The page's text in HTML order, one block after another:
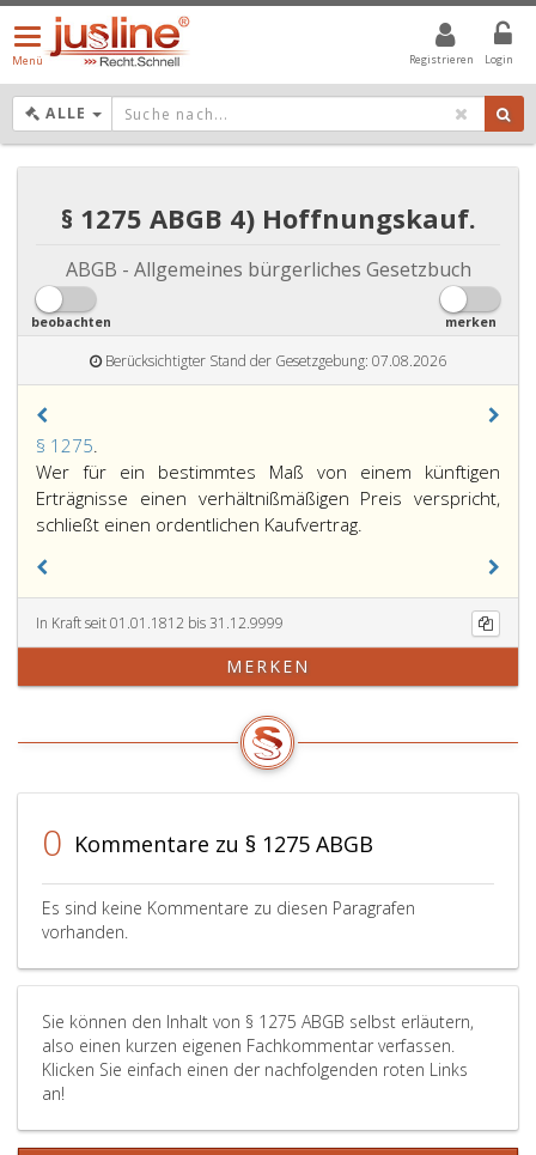
Registrieren Login
Menü
öffnen/schließen
Menü
ALLE DROPDOWN: GEWÄHLTER WERT IST ALLE
§ 1275 ABGB 4) Hoffnungskauf.
ABGB - Allgemeines bürgerliches Gesetzbuch
beobachten merken
Berücksichtigter Stand der Gesetzgebung: 07.08.2026
§ 1275.
1275,
Wer für ein bestimmtes Maß von einem künftigen
Erträgnisse einen verhältnißmäßigen Preis verspricht,
schließt einen ordentlichen Kaufvertrag.
In Kraft seit 01.01.1812 bis 31.12.9999
MERKEN
0 Kommentare zu § 1275 ABGB
Es sind keine Kommentare zu diesen Paragrafen
vorhanden.
Sie können den Inhalt von § 1275 ABGB selbst erläutern,
also einen kurzen eigenen Fachkommentar verfassen.
Klicken Sie einfach einen der nachfolgenden roten Links
an!